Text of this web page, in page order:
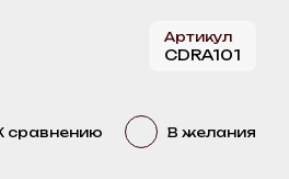
Артикул
CDRA101
сравнению В желания